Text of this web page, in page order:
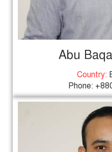
Abu
Country:
Phone: